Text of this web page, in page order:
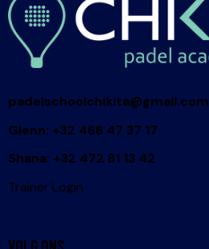
padelschoolchikita@gmail.com
Glenn: +32 468 47 37 17
Shana: +32 472 81 13 42
Trainer Login